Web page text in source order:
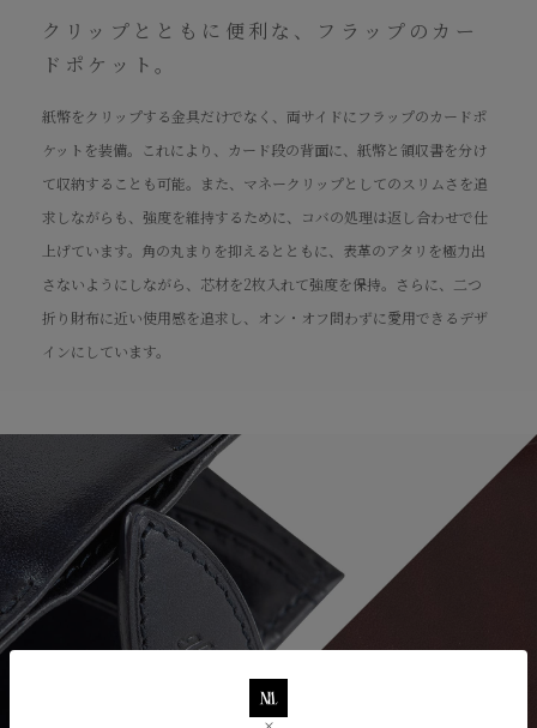
クリップとともに便利な、フラップのカー
ドポケット。
紙幣をクリップする金具だけでなく、両サイドにフラップのカードポ
ケットを装備。これにより、カード段の背面に、紙幣と領収書を分け
て収納することも可能。また、マネークリップとしてのスリムさを追
求しながらも、強度を維持するために、コバの処理は返し合わせで仕
上げています。角の丸まりを抑えるとともに、表革のアタリを極力出
さないようにしながら、芯材を2枚入れて強度を保持。さらに、二つ
折り財布に近い使用感を追求し、オン・オフ問わずに愛用できるデザ
インにしています。